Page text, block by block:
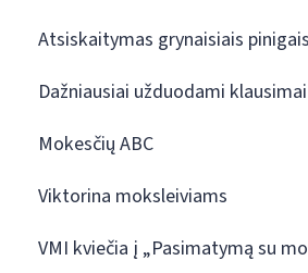
Atsiskaitymas grynaisiais pinigais
Dažniausiai užduodami klausimai
Mokesčių ABC
Viktorina moksleiviams
VMI kviečia į „Pasimatymą su